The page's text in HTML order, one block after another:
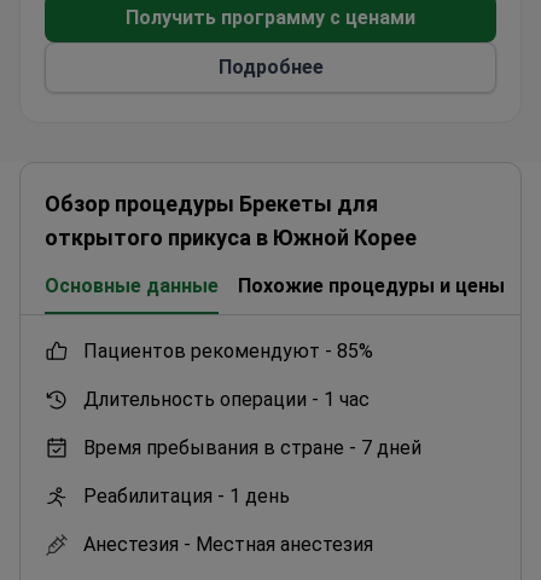
Со Пак возглавляет команду, обладая
специализированным опытом в области
реставрации зубов.
Получить программу с ценами
Подробнее
Обзор процедуры Брекеты для
открытого прикуса в Южной Корее
Основные данные Похожие процедуры и цены
пациентов рекомендуют - 85%
Длительность операции - 1 час
Время пребывания в стране - 7 дней
Реабилитация - 1 день
Анестезия - Местная анестезия